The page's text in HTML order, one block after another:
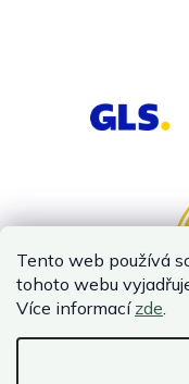
Tento web používá
tohoto webu
Více informací zde.